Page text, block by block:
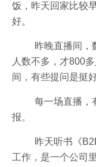
饭，昨天回家比较
好。
昨晚直播间，
人数不多，才800
间，有些提问是挺好
每一场直播，
报。
昨天听书《
工作，是一个公司